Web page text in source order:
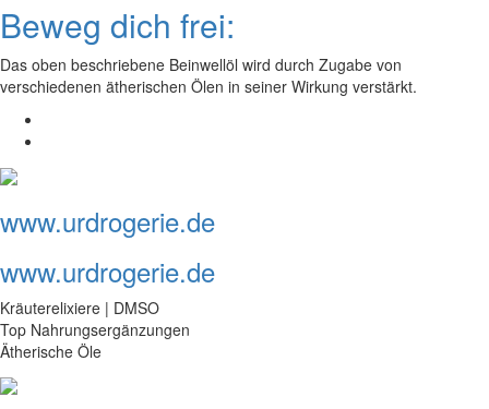
Beweg dich frei:
Das oben beschriebene Beinwellöl wird durch Zugabe von
verschiedenen ätherischen Ölen in seiner Wirkung verstärkt.
www.urdrogerie.de
www.urdrogerie.de
Kräuterelixiere | DMSO
Top Nahrungsergänzungen
Ätherische Öle